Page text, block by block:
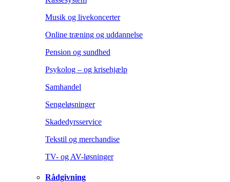
Musik og livekoncerter
Online træning og uddannelse
Pension og sundhed
Psykolog – og krisehjælp
Samhandel
Sengeløsninger
Skadedyrsservice
Tekstil og merchandise
TV- og AV-løsninger
Rådgivning